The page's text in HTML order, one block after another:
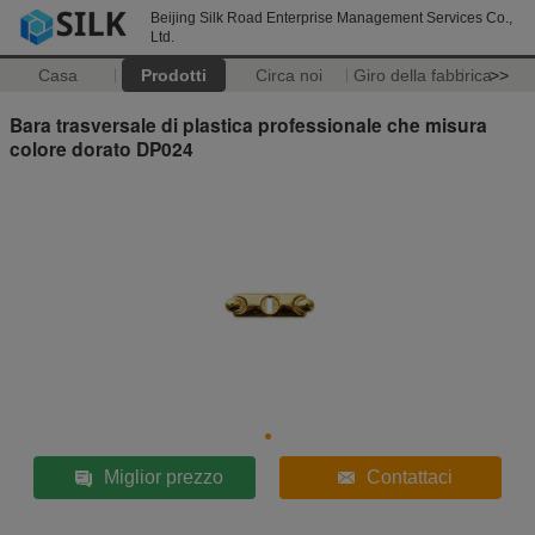
Beijing Silk Road Enterprise Management Services Co.,
Ltd.
Casa Prodotti Circa noi Giro della fabbrica>>
Bara trasversale di plastica professionale che misura
colore dorato DP024
Miglior prezzo Contattaci